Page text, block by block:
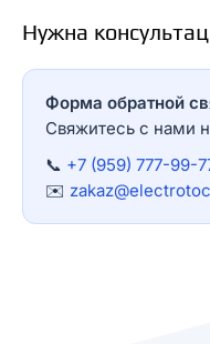
Нужна
Форма обратной
Свяжитесь с нами
📞 +7 (959) 777-99-
✉️